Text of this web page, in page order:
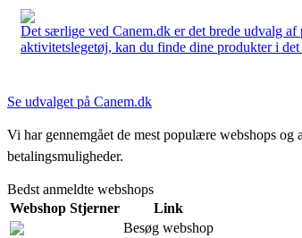
Det særlige ved Canem.dk er det brede udvalg
aktivitetslegetøj, kan du finde dine produkter i
Se udvalget på Canem.dk
Vi har gennemgået de mest populære webshops
betalingsmuligheder.
Bedst anmeldte webshops
Webshop Stjerner
Link
Besøg webshop